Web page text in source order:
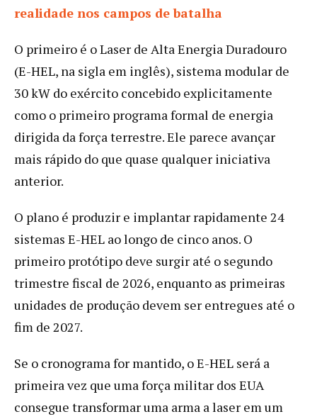
realidade nos campos de batalha
O primeiro é o Laser de Alta Energia Duradouro
(E-HEL, na sigla em inglês), sistema modular de
30 kW do exército concebido explicitamente
como o primeiro programa formal de energia
dirigida da força terrestre. Ele parece avançar
mais rápido do que quase qualquer iniciativa
anterior.
O plano é produzir e implantar rapidamente 24
sistemas E-HEL ao longo de cinco anos. O
primeiro protótipo deve surgir até o segundo
trimestre fiscal de 2026, enquanto as primeiras
unidades de produção devem ser entregues até o
fim de 2027.
Se o cronograma for mantido, o E-HEL será a
primeira vez que uma força militar dos EUA
consegue transformar uma arma a laser em um